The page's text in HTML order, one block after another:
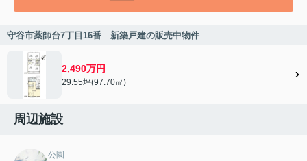
守谷市薬師台7丁目16番 新築戸建の販売中物件
2,490万円
29.55坪(97.70㎡)
周辺施設
公園